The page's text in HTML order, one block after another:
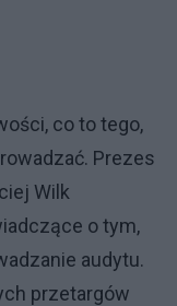
co to tego,
Prezes
Wilk
o tym,
audytu.
przetargów